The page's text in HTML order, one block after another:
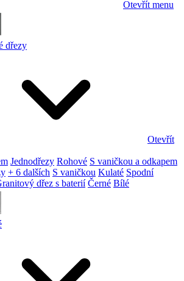
Otevřít menu
dřezy
Otevřít
Jednodřezy Rohové S vaničkou a odkapem
+ 6 dalších S vaničkou Kulaté Spodní
dřez s baterií Černé Bílé